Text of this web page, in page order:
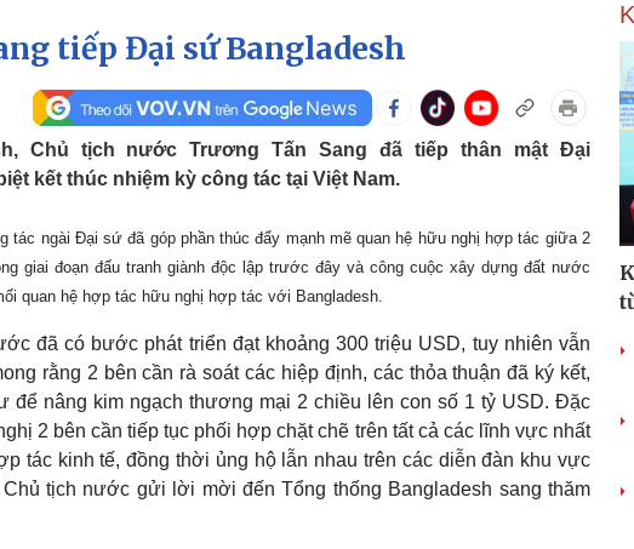
Cuộc sống đó đây
Hồ sơ
Ảnh
E-Magazine
Infographic
Bất động sản
Khởi nghiệp
Thể thao
Lịch thi đấu bóng đá
Thế giới thể thao
eSports
Ô tô - Xe máy
Xe máy
Tư vấn
Doanh
Thông tin
Doanh
Doanh nhân
Vì cộng đồng
Văn hóa
Sân khấu - Điện ảnh
Văn học
Âm nhạc
Di sản
Giải trí
Nghệ sĩ
Sao Việt
Tư vấn
Săn Tour
check-in
tiếp Đại sứ Bangladesh
Chủ tịch nước Trương Tấn Sang đã tiếp thân mật Đại
kết thúc nhiệm kỳ công tác tại Việt Nam.
tác ngài Đại sứ đã góp phần thúc đẩy mạnh mẽ quan hệ hữu nghị hợp tác giữa 2
giai đoạn đấu tranh giành độc lập trước đây và công cuộc xây dựng đất nước
quan hệ hợp tác hữu nghị hợp tác với Bangladesh.
đã có bước phát triển đạt khoảng 300 triệu USD, tuy nhiên vẫn
rằng 2 bên cần rà soát các hiệp định, các thỏa thuận đã ký kết,
để nâng kim ngạch thương mại 2 chiều lên con số 1 tỷ USD. Đặc
2 bên cần tiếp tục phối hợp chặt chẽ trên tất cả các lĩnh vực nhất
tác kinh tế, đồng thời ủng hộ lẫn nhau trên các diễn đàn khu vực
tịch nước gửi lời mời đến Tổng thống Bangladesh sang thăm